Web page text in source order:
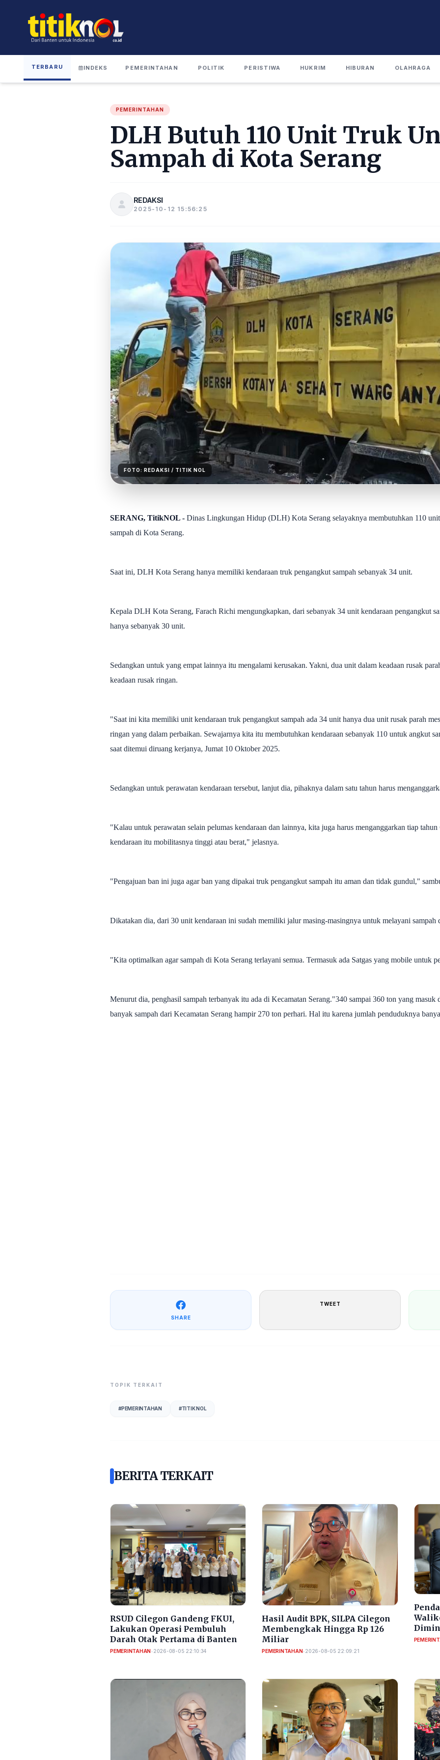
TERBARU INDEKS PEMERINTAHAN POLITIK PERISTIWA HUKRIM HIBURAN OLAHRAGA
PEMERINTAHAN
DLH Butuh 110 Unit Truk
Sampah di Kota Serang
REDAKSI
2025-10-12 15:56:25
FOTO: REDAKSI / TITIK NOL
SERANG, TitikNOL - Dinas Lingkungan Hidup (DLH) Kota Serang selayaknya membutuhkan 110
sampah di Kota Serang.
Saat ini, DLH Kota Serang hanya memiliki kendaraan truk pengangkut sampah sebanyak 34 unit.
Kepala DLH Kota Serang, Farach Richi mengungkapkan, dari sebanyak 34 unit kendaraan pengangkut
hanya sebanyak 30 unit.
Sedangkan untuk yang empat lainnya itu mengalami kerusakan. Yakni, dua unit dalam keadaan rusak
keadaan rusak ringan.
"Saat ini kita memiliki unit kendaraan truk pengangkut sampah ada 34 unit hanya dua unit rusak parah
ringan yang dalam perbaikan. Sewajarnya kita itu membutuhkan kendaraan sebanyak 110 untuk angkut
saat ditemui diruang kerjanya, Jumat 10 Oktober 2025.
Sedangkan untuk perawatan kendaraan tersebut, lanjut dia, pihaknya dalam satu tahun harus
"Kalau untuk perawatan selain pelumas kendaraan dan lainnya, kita juga harus menganggarkan tiap
kendaraan itu mobilitasnya tinggi atau berat," jelasnya.
"Pengajuan ban ini juga agar ban yang dipakai truk pengangkut sampah itu aman dan tidak gundul,"
Dikatakan dia, dari 30 unit kendaraan ini sudah memiliki jalur masing-masingnya untuk melayani sampah
"Kita optimalkan agar sampah di Kota Serang terlayani semua. Termasuk ada Satgas yang mobile untuk
Menurut dia, penghasil sampah terbanyak itu ada di Kecamatan Serang."340 sampai 360 ton yang
banyak sampah dari Kecamatan Serang hampir 270 ton perhari. Hal itu karena jumlah penduduknya
SHARE
TWEET
TOPIK TERKAIT
#PEMERINTAHAN #TITIK NOL
BERITA TERKAIT
RSUD Cilegon Gandeng FKUI,
Lakukan Operasi Pembuluh
Darah Otak Pertama di Banten
PEMERINTAHAN•2026-08-05 22:10:34
Hasil Audit BPK, SILPA Cilegon
Membengkak Hingga Rp 126
Miliar
PEMERINTAHAN•2026-08-05 22:09:21